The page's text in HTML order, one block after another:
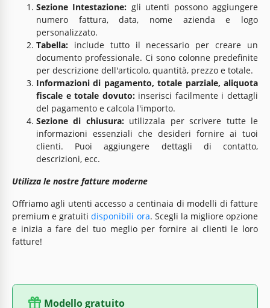
Sezione Intestazione: gli utenti possono aggiungere
numero fattura, data, nome azienda e logo
personalizzato.
Tabella: include tutto il necessario per creare un
documento professionale. Ci sono colonne predefinite
per descrizione dell'articolo, quantità, prezzo e totale.
Informazioni di pagamento, totale parziale, aliquota
fiscale e totale dovuto:inserisci facilmente i dettagli
del pagamento e calcola l'importo.
Sezione di chiusura:utilizzala per scrivere tutte le
informazioni essenziali che desideri fornire ai tuoi
clienti. Puoi aggiungere dettagli di contatto,
descrizioni, ecc.
Utilizza le nostre fatture moderne
Offriamo agli utenti accesso a centinaia di modelli di fatture
premium e gratuitidisponibili ora. Scegli la migliore opzione
e inizia a fare del tuo meglio per fornire ai clienti le loro
fatture!
Modello gratuito